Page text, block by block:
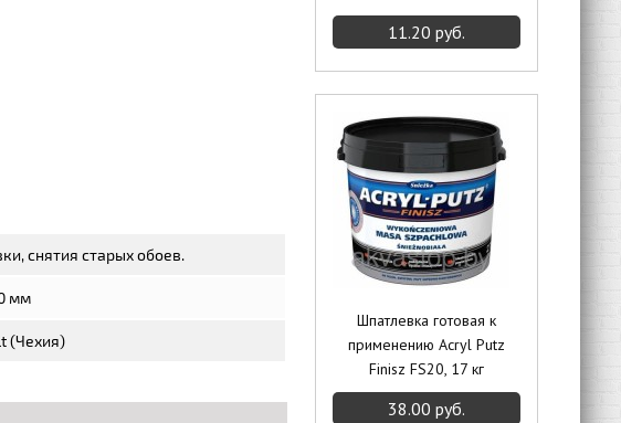
11.20 руб.
Шпатлевка готовая к
применению Acryl Putz
Finisz FS20, 17 кг
38.00 руб.
снятия старых обоев.
мм
(Чехия)